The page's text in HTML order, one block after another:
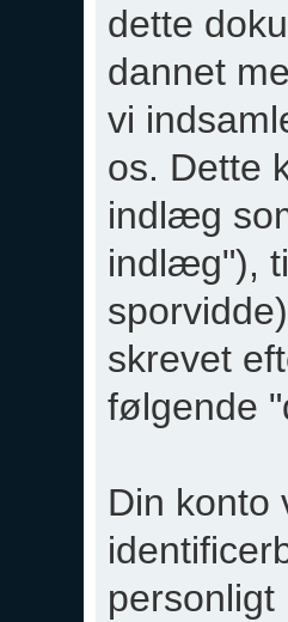
dette
dannet
vi
os. Dette
indlæg
indlæg"),
skrevet
følgende
Din konto